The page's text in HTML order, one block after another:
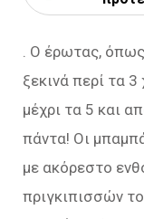
. Ο έρωτας, όπως
ξεκινά περί τα 3
μέχρι τα 5 και
πάντα! Οι
με ακόρεστο
πριγκιπισσών